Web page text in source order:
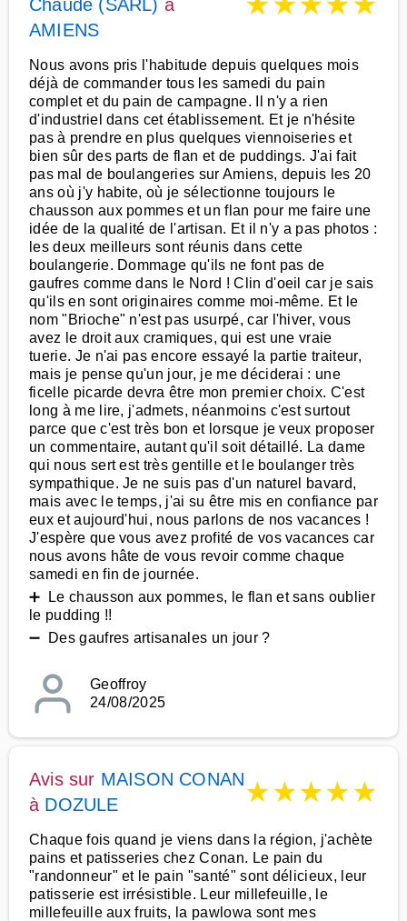
Chaude (SARL) à
AMIENS
Nous avons pris l'habitude depuis quelques mois
déjà de commander tous les samedi du pain
complet et du pain de campagne. Il n'y a rien
d'industriel dans cet établissement. Et je n'hésite
pas à prendre en plus quelques viennoiseries et
bien sûr des parts de flan et de puddings. J'ai fait
pas mal de boulangeries sur Amiens, depuis les 20
ans où j'y habite, où je sélectionne toujours le
chausson aux pommes et un flan pour me faire une
idée de la qualité de l'artisan. Et il n'y a pas photos :
les deux meilleurs sont réunis dans cette
boulangerie. Dommage qu'ils ne font pas de
gaufres comme dans le Nord ! Clin d'oeil car je sais
qu'ils en sont originaires comme moi-même. Et le
nom "Brioche" n'est pas usurpé, car l'hiver, vous
avez le droit aux cramiques, qui est une vraie
tuerie. Je n'ai pas encore essayé la partie traiteur,
mais je pense qu'un jour, je me déciderai : une
ficelle picarde devra être mon premier choix. C'est
long à me lire, j'admets, néanmoins c'est surtout
parce que c'est très bon et lorsque je veux proposer
un commentaire, autant qu'il soit détaillé. La dame
qui nous sert est très gentille et le boulanger très
sympathique. Je ne suis pas d'un naturel bavard,
mais avec le temps, j'ai su être mis en confiance par
eux et aujourd'hui, nous parlons de nos vacances !
J'espère que vous avez profité de vos vacances car
nous avons hâte de vous revoir comme chaque
samedi en fin de journée.
➕ Le chausson aux pommes, le flan et sans oublier
le pudding !!
➖ Des gaufres artisanales un jour ?
Geoffroy
24/08/2025
Avis sur MAISON CONAN
à DOZULE ★★★★★
Chaque fois quand je viens dans la région, j'achète
pains et patisseries chez Conan. Le pain du
"randonneur" et le pain "santé" sont délicieux, leur
patisserie est irrésistible. Leur millefeuille, le
millefeuille aux fruits, la pawlowa sont mes